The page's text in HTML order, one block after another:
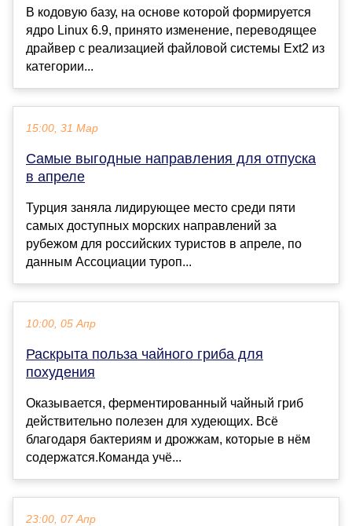
В кодовую базу, на основе которой формируется
ядро Linux 6.9, принято изменение, переводящее
драйвер с реализацией файловой системы Ext2 из
категории...
15:00, 31 Мар
Самые выгодные направления для отпуска
в апреле
Турция заняла лидирующее место среди пяти
самых доступных морских направлений за
рубежом для российских туристов в апреле, по
данным Ассоциации туроп...
10:00, 05 Апр
Раскрыта польза чайного гриба для
похудения
Оказывается, ферментированный чайный гриб
действительно полезен для худеющих. Всё
благодаря бактериям и дрожжам, которые в нём
содержатся.Команда учё...
23:00, 07 Апр